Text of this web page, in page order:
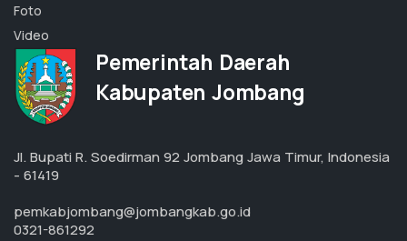
Foto
Video
Pemerintah Daerah
Kabupaten Jombang
Jl. Bupati R. Soedirman 92 JombangJawa Timur, Indonesia
- 61419
pemkabjombang@jombangkab.go.id
0321-861292